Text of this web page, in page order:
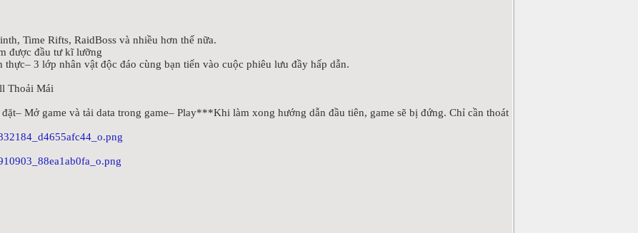
Time Rifts, RaidBoss và nhiều hơn thế nữa.
được đầu tư kĩ lưỡng
3 lớp nhân vật độc đáo cùng bạn tiến vào cuộc phiêu lưu đầy hấp dẫn.
Thoải Mái
Mở game và tải data trong game– Play***Khi làm xong hướng dẫn đầu tiên, game sẽ bị đứng. Chỉ cần thoát